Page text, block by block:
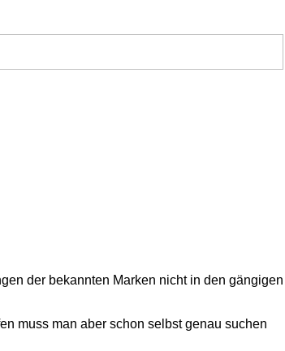
der bekannten Marken nicht in den gängigen
muss man aber schon selbst genau suchen